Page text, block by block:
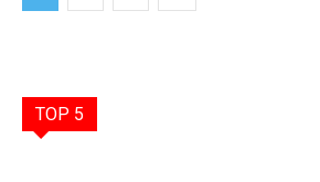
TOP 5